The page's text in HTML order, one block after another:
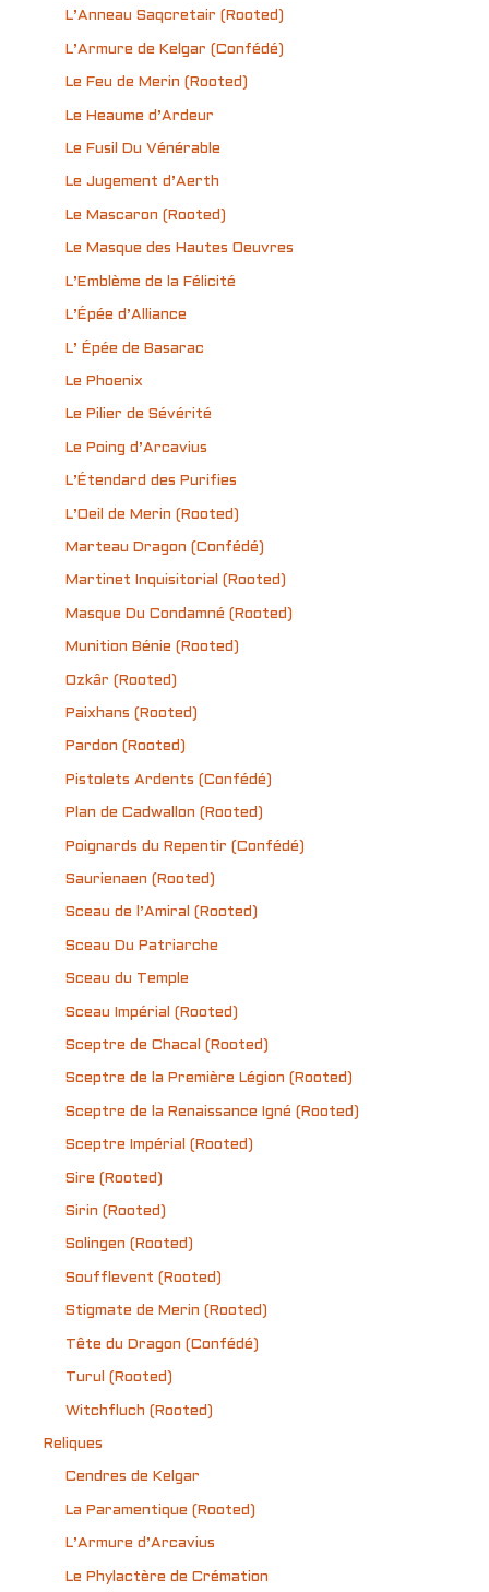
L’Anneau Saqcretair (Rooted)
L’Armure de Kelgar (Confédé)
Le Feu de Merin (Rooted)
Le Heaume d’Ardeur
Le Fusil Du Vénérable
Le Jugement d’Aerth
Le Mascaron (Rooted)
Le Masque des Hautes Oeuvres
L’Emblème de la Félicité
L’Épée d’Alliance
L’ Épée de Basarac
Le Phoenix
Le Pilier de Sévérité
Le Poing d’Arcavius
L’Étendard des Purifies
L’Oeil de Merin (Rooted)
Marteau Dragon (Confédé)
Martinet Inquisitorial (Rooted)
Masque Du Condamné (Rooted)
Munition Bénie (Rooted)
Ozkâr (Rooted)
Paixhans (Rooted)
Pardon (Rooted)
Pistolets Ardents (Confédé)
Plan de Cadwallon (Rooted)
Poignards du Repentir (Confédé)
Saurienaen (Rooted)
Sceau de l’Amiral (Rooted)
Sceau Du Patriarche
Sceau du Temple
Sceau Impérial (Rooted)
Sceptre de Chacal (Rooted)
Sceptre de la Première Légion (Rooted)
Sceptre de la Renaissance Igné (Rooted)
Sceptre Impérial (Rooted)
Sire (Rooted)
Sirin (Rooted)
Solingen (Rooted)
Soufflevent (Rooted)
Stigmate de Merin (Rooted)
Tête du Dragon (Confédé)
Turul (Rooted)
Witchfluch (Rooted)
Reliques
Cendres de Kelgar
La Paramentique (Rooted)
L’Armure d’Arcavius
Le Phylactère de Crémation